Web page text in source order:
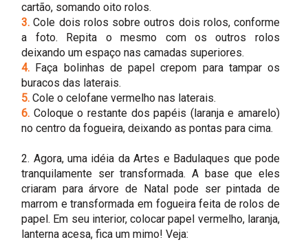
cartão, somando oito rolos.
3.Cole dois rolos sobre outros dois rolos, conforme
a foto. Repita o mesmo com os outros rolos
deixando um espaço nas camadas superiores.
4. Faça bolinhas de papel crepom para tampar os
buracos das laterais.
5. Cole o celofane vermelho nas laterais.
6. Coloque o restante dos papéis (laranja e amarelo)
no centro da fogueira, deixando as pontas para cima.
2. Agora, uma idéia da Artes e Badulaques que pode
tranquilamente ser transformada. A base que eles
criaram para árvore de Natal pode ser pintada de
marrom e transformada em fogueira feita de rolos de
papel. Em seu interior, colocar papel vermelho, laranja,
lanterna acesa, fica um mimo! Veja: